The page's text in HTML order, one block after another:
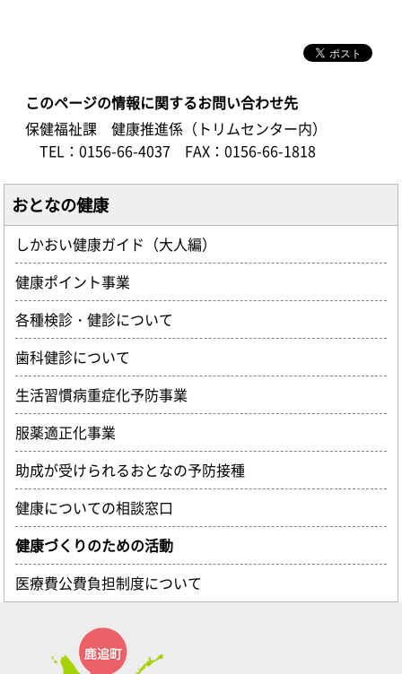
このページの情報に関するお問い合わせ先
保健福祉課 健康推進係（トリムセンター内）
TEL：0156-66-4037
FAX：0156-66-1818
おとなの健康
しかおい健康ガイド（大人編）
健康ポイント事業
各種検診・健診について
歯科健診について
生活習慣病重症化予防事業
服薬適正化事業
助成が受けられるおとなの予防接種
健康についての相談窓口
健康づくりのための活動
医療費公費負担制度について